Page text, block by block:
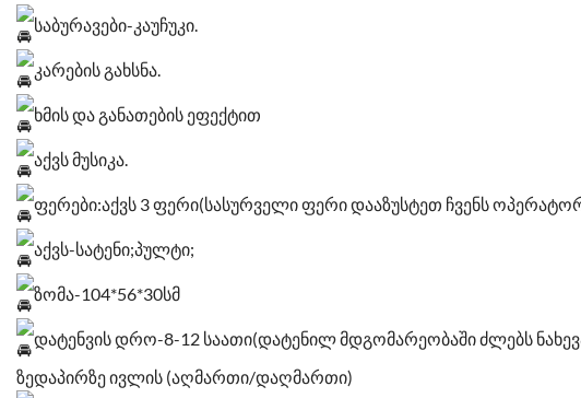
საბურავები-კაუჩუკი.
კარების გახსნა.
ხმის და განათების ეფექტით
აქვს მუსიკა.
ფერები:აქვს 3 ფერი(სასურველი ფერი დააზუსტეთ ჩვენს
აქვს-სატენი;პულტი;
ზომა-104*56*30სმ
დატენვის დრო-8-12 საათი(დატენილ მდგომარეობაში ძლებს
ზედაპირზე ივლის (აღმართი/დაღმართი)